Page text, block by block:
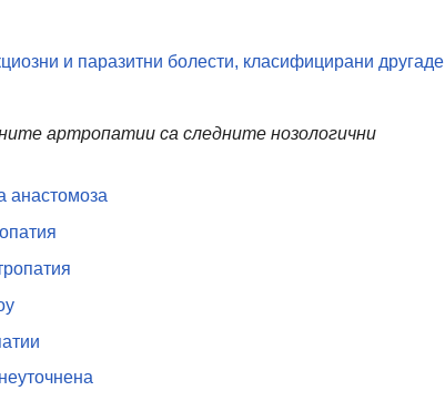
и паразитни болести, класифицирани другаде
артропатии са следните нозологични
анастомоза